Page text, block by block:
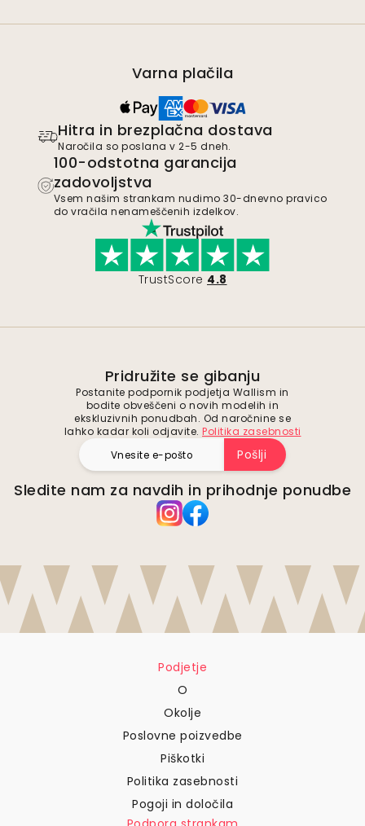
Varna plačila
Hitra in brezplačna dostava
Naročila so poslana v 2-5 dneh.
100-odstotna garancija
zadovoljstva
Vsem našim strankam nudimo 30-dnevno pravico
do vračila nenameščenih izdelkov.
TrustScore 4.8
Pridružite se gibanju
Postanite podpornik podjetja Wallism in
bodite obveščeni o novih modelih in
ekskluzivnih ponudbah. Od naročnine se
lahko kadar koli odjavite. Politika zasebnosti
Pošlji
Sledite nam za navdih in prihodnje ponudbe
Podjetje
O
Okolje
Poslovne poizvedbe
Piškotki
Politika zasebnosti
Pogoji in določila